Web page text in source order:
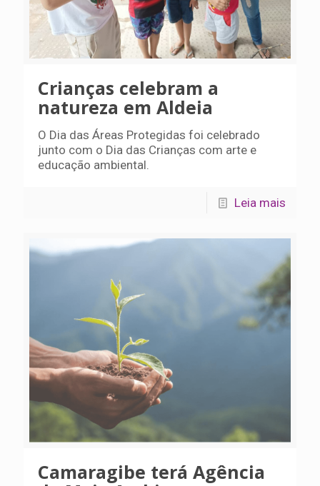
Crianças celebram a
natureza em Aldeia
O Dia das Áreas Protegidas foi celebrado
junto com o Dia das Crianças com arte e
educação ambiental.
Leia mais
Camaragibe terá Agência